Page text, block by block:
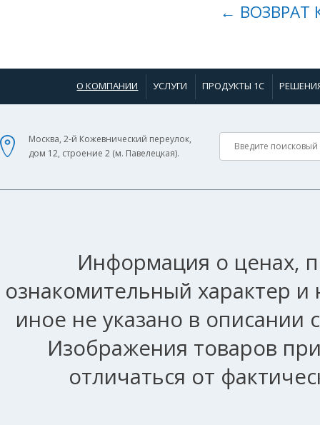
← ВОЗВРАТ
О КОМПАНИИ УСЛУГИ ПРОДУКТЫ 1С
Москва, 2-й Кожевнический переулок,
дом 12, строение 2 (м. Павелецкая).
Информация о ценах,
ознакомительный характер
иное не указано в описании
Изображения товаров
отличаться от